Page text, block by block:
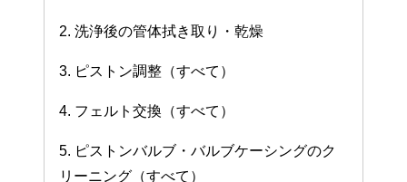
2. 洗浄後の管体拭き取り・乾燥
3. ピストン調整（すべて）
4. フェルト交換（すべて）
5. ピストンバルブ・バルブケーシングのク
リーニング（すべて）